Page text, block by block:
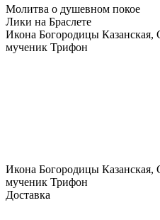
Молитва о душевном покое
Лики на Браслете
Икона Богородицы Казанская,
мученик Трифон
Икона Богородицы Казанская,
мученик Трифон
Доставка